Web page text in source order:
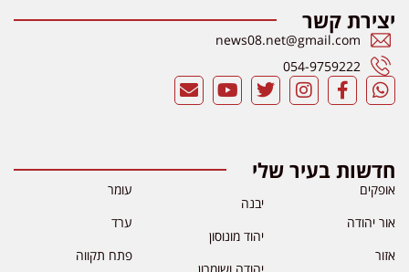
יצירת קשר
news08.net@gmail.com
054-9759222
חדשות בעיר שלי
אופקים
אור יהודה
אזור
יבנה
יהוד מונוסון
עומר
ערד
פתח תקווה